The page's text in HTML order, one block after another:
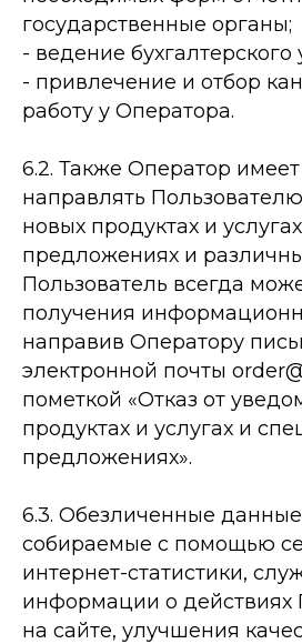
государственные органы;
- ведение бухгалтерского
- привлечение и отбор
работу у Оператора.
6.2. Также Оператор
направлять
новых продуктах и
предложениях и
Пользователь всегда
получения
направив Оператору
электронной почты
пометкой «Отказ от
продуктах и услугах и
предложениях».
6.3. Обезличенные
собираемые с помощью
интернет-статистики,
информации о действиях
на сайте, улучшения